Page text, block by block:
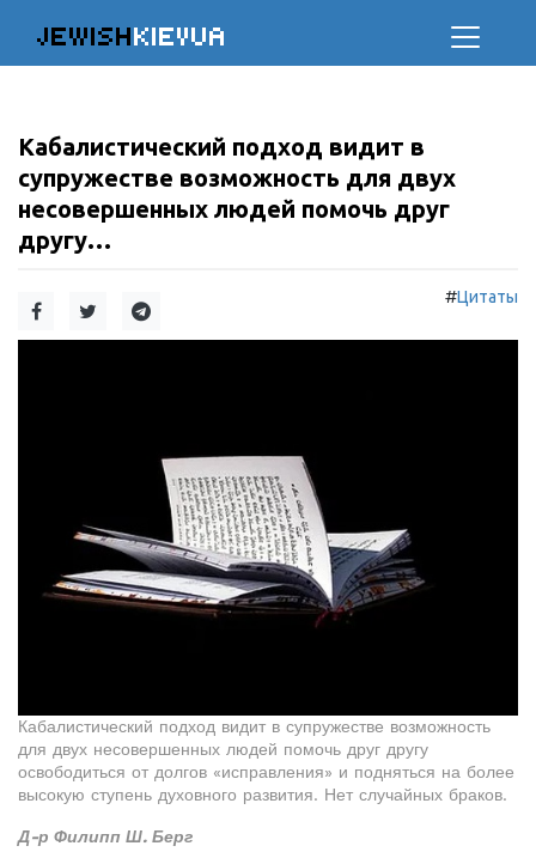
JEWISHKIEVUA
Кабалистический подход видит в
супружестве возможность для двух
несовершенных людей помочь друг
другу…
#Цитаты
Кабалистический подход видит в супружестве возможность
для двух несовершенных людей помочь друг другу
освободиться от долгов «исправления» и подняться на более
высокую ступень духовного развития. Нет случайных браков.
Д-р Филипп Ш. Берг